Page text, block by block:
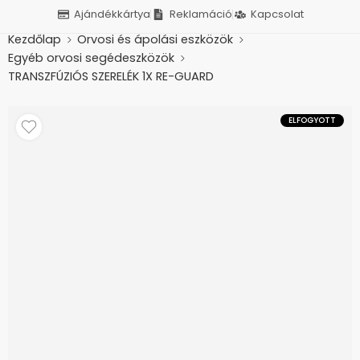
Ajándékkártya Reklamáció Kapcsolat
Kezdőlap
Orvosi és ápolási eszközök
Egyéb orvosi segédeszközök
TRANSZFÚZIÓS SZERELÉK 1X RE-GUARD
ELFOGYOTT